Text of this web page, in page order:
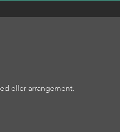
eller arrangement.